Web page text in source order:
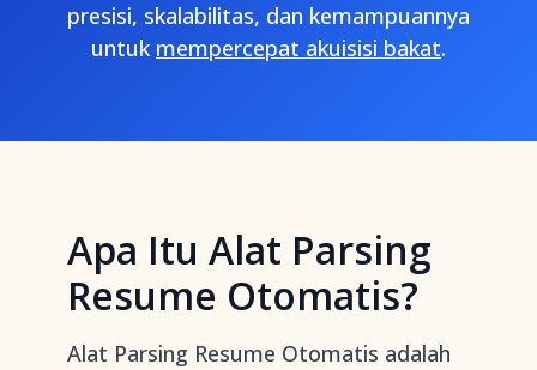
presisi, skalabilitas, dan kemampuannya
untuk mempercepat akuisisi bakat.
Apa Itu Alat Parsing
Resume Otomatis?
Alat Parsing Resume Otomatis adalah